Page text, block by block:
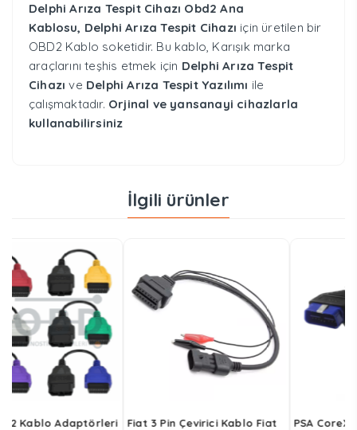
Delphi Arıza Tespit Cihazı Obd2 Ana
Kablosu, Delphi Arıza Tespit Cihazı için üretilen bir
OBD2 Kablo soketidir. Bu kablo, Karışık marka
araçlarını teşhis etmek için Delphi Arıza Tespit
Cihazı ve Delphi Arıza Tespit Yazılımı ile
çalışmaktadır. Orjinal ve yansanayi cihazlarla
kullanabilirsiniz
İlgili ürünler
Fiat 3 Pin Çevirici Kablo Fiat
PSA CoreXS OBD2 PSA